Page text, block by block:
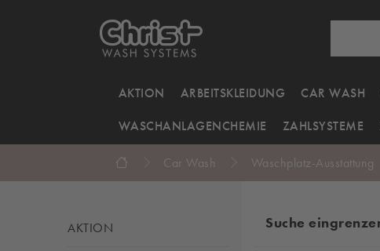
AKTION ARBEITSKLEIDUNG CAR WASH
WASCHANLAGENCHEMIE ZAHLSYSTEME
Car Wash Waschplatz-Ausstattung
AKTION Suche